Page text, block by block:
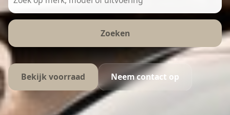
in
occasions
Zoeken
Bekijk voorraad Neem contact op